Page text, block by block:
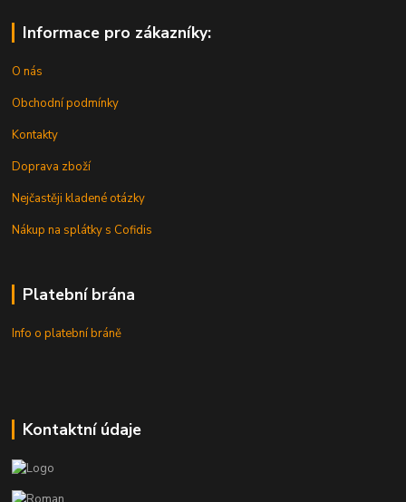
Informace pro zákazníky:
O nás
Obchodní podmínky
Kontakty
Doprava zboží
Nejčastěji kladené otázky
Nákup na splátky s Cofidis
Platební brána
Info o platební bráně
Kontaktní údaje